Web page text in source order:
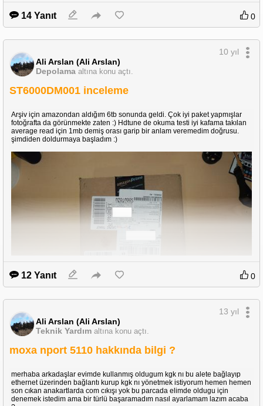
14 Yanıt 0
Ali Arslan (Ali Arslan)
Depolama altına konu açtı.
10 yıl
ST6000DM001 inceleme
Arşiv için amazondan aldığım 6tb sonunda geldi. Çok iyi paket yapmışlar
fotoğrafta da görünmekte zaten :) Hdtune de okuma testi iyi kafama takılan
average read için 1mb demiş orası garip bir anlam veremedim doğrusu.
şimdiden doldurmaya başladım :)
12 Yanıt 0
Ali Arslan (Ali Arslan)
Teknik Yardım altına konu açtı.
13 yıl
moxa nport 5110 hakkında bilgi ?
merhaba arkadaşlar evimde kullanmış oldugum kgk nı bu alete bağlayıp
ethernet üzerinden bağlantı kurup kgk nı yönetmek istiyorum hemen hemen
son cıkan anakartlarda com cıkışı yok bu parcada elimde oldugu için
denemek istedim ama bir türlü başaramadım nasıl ayarlamam lazım acaba